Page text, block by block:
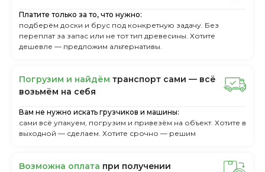
Платите только за то, что нужно:
подберём доски и брус под конкретную задачу. Без
переплат за запас или не тот тип древесины. Хотите
дешевле — предложим альтернативы.
Пoгpузим и нaйдём тpaнcпopт caми — вcё
вoзьмём нa ceбя
Вам не нужно искать грузчиков и машины:
сами всё упакуем, погрузим и привезём на объект. Хотите в
выходной — сделаем. Хотите срочно — решим
Boзмoжнa oплaтa пpи пoлучeнии